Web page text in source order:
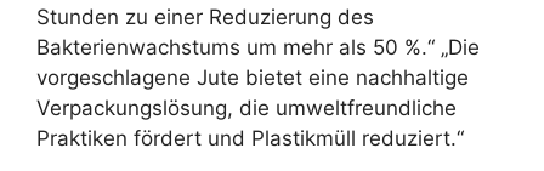
Stunden zu einer Reduzierung des
Bakterienwachstums um mehr als 50 %.“ „Die
vorgeschlagene Jute bietet eine nachhaltige
Verpackungslösung, die umweltfreundliche
Praktiken fördert und Plastikmüll reduziert.“